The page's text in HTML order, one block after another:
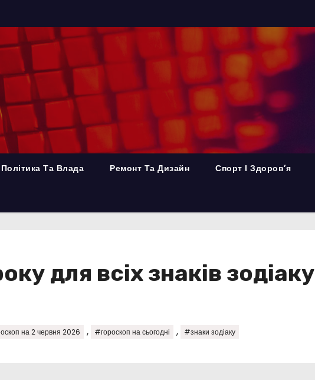
Політика Та Влада Ремонт Та Дизайн Спорт І Здоров’я
для всіх знаків зодіаку
на 2 червня 2026 , #гороскоп на сьогодні , #знаки зодіаку